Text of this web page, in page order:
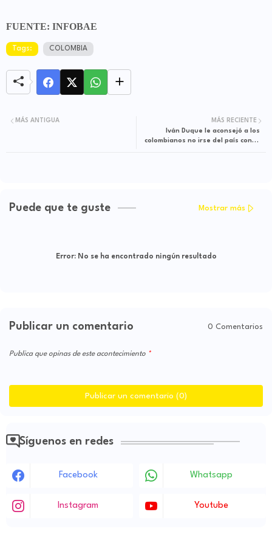
FUENTE: INFOBAE
Tags: COLOMBIA
MÁS RECIENTE
Iván Duque le aconsejó a los
colombianos no irse del país con la
MÁS ANTIGUA
Puede que te guste Mostrar más
Error:No se ha encontrado ningún resultado
Publicar un comentario 0 Comentarios
Publica que opinas de este acontecimiento
Publicar un comentario (0)
Síguenos en redes
Facebook Whatsapp
Instagram Youtube